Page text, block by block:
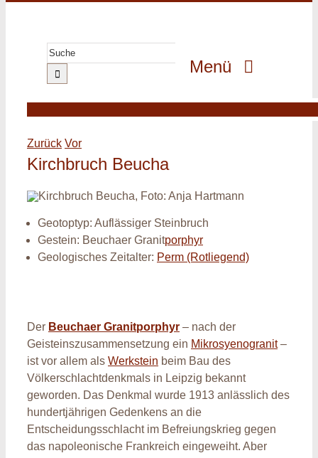
springen
Suche
nach:
Menü
GeoProjekte
MultiMedia
Zurück Vor
Kirchbruch Beucha
Geotoptyp: Auflässiger Steinbruch
Gestein: Beuchaer Granitporphyr
Geologisches Zeitalter: Perm (Rotliegend)
Der Beuchaer Granitporphyr – nach der
Geisteinszusammensetzung ein Mikrosyenogranit–
ist vor allem als Werkstein beim Bau des
Völkerschlachtdenkmals in Leipzig bekannt
geworden. Das Denkmal wurde 1913 anlässlich des
hundertjährigen Gedenkens an die
Entscheidungsschlacht im Befreiungskrieg gegen
das napoleonische Frankreich eingeweiht. Aber